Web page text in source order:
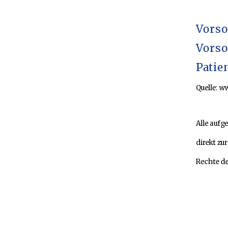
Quelle:
Alle
direkt zur
Rechte